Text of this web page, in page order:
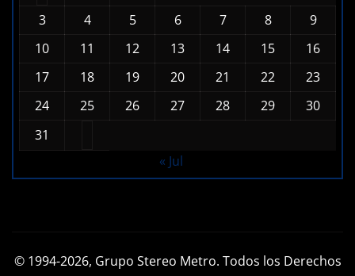
3
4 5 6 7 8
9
10
11 12 13 14 15
16
17
18 19 20 21 22
23
24
25 26 27 28 29
30
31
« Jul
© 1994-2026, Grupo Stereo Metro. Todos los Derechos